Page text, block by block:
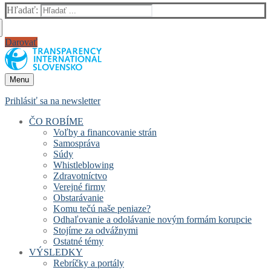
Hľadať:
Darovať
Menu
Prihlásiť sa na newsletter
ČO ROBÍME
Voľby a financovanie strán
Samospráva
Súdy
Whistleblowing
Zdravotníctvo
Verejné firmy
Obstarávanie
Komu tečú naše peniaze?
Odhaľovanie a odolávanie novým formám korupcie
Stojíme za odvážnymi
Ostatné témy
VÝSLEDKY
Rebríčky a portály